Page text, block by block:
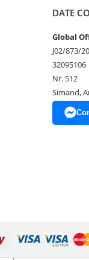
DATE
Global
J02/873/
32095106
Nr. 512
Simand,